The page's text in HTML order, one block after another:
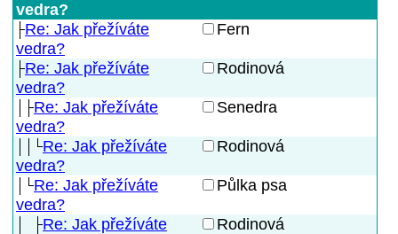
vedra?
Re: Jak přežíváte
vedra?
Fern
Re: Jak přežíváte
vedra?
Rodinová
Re: Jak přežíváte
vedra?
Senedra
Re: Jak přežíváte
vedra?
Rodinová
Re: Jak přežíváte
vedra?
Půlka psa
Re: Jak přežíváte
Rodinová